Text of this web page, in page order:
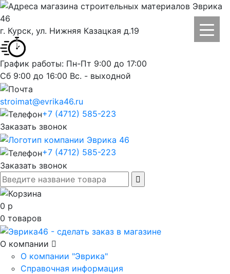
г. Курск, ул. Нижняя Казацкая д.19
График работы: Пн-Пт 9:00 до 17:00
Сб 9:00 до 16:00 Вс. - выходной
stroimat@evrika46.ru
+7 (4712) 585-223
Заказать звонок
+7 (4712) 585-223
Заказать звонок
0 р
0 товаров
О компании
О компании "Эврика"
Справочная информация